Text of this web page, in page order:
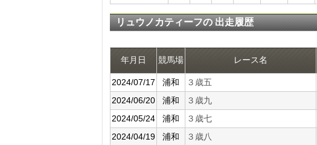
リュウノカティーフの 出走履歴
年月日
競馬場 レース名
2024/07/17 浦和 ３歳五
2024/06/20
浦和 ３歳九
2024/05/24
浦和 ３歳七
2024/04/19
浦和 ３歳八